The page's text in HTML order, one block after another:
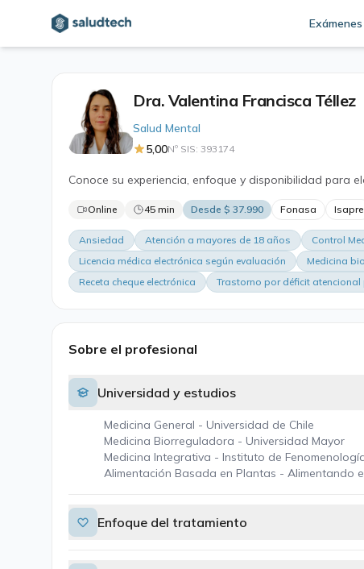
Exámenes
Dra. Valentina Francisca Téllez
Salud Mental
5,00Nº SIS: 393174
Conoce su experiencia, enfoque y disponibilidad para
Online 45 min Desde $ 37.990 Fonasa Isapre
Ansiedad Atención a mayores de 18 años Control
Licencia médica electrónica según evaluación
Medicina
Receta cheque electrónica
Trastorno por déficit
Sobre el profesional
Universidad y estudios
Medicina General - Universidad de Chile
Medicina Biorreguladora - Universidad Mayor
Medicina Integrativa - Instituto de
Alimentación Basada en Plantas - Alimentando
Enfoque del tratamiento